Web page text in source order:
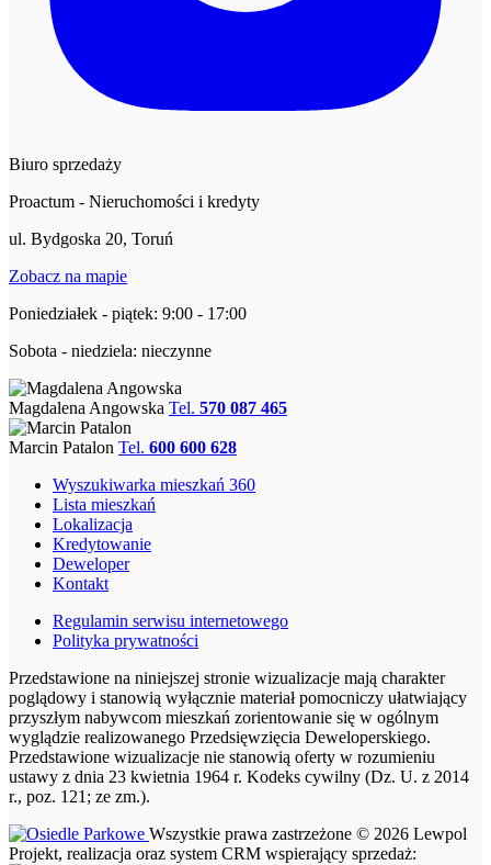
Biuro sprzedaży
Proactum - Nieruchomości i kredyty
ul. Bydgoska 20, Toruń
Zobacz na mapie
Poniedziałek - piątek: 9:00 - 17:00
Sobota - niedziela: nieczynne
Magdalena Angowska Tel. 570 087 465
Marcin Patalon Tel. 600 600 628
Wyszukiwarka mieszkań 360
Lista mieszkań
Lokalizacja
Kredytowanie
Deweloper
Kontakt
Regulamin serwisu internetowego
Polityka prywatności
Przedstawione na niniejszej stronie wizualizacje mają charakter
poglądowy i stanowią wyłącznie materiał pomocniczy ułatwiający
przyszłym nabywcom mieszkań zorientowanie się w ogólnym
wyglądzie realizowanego Przedsięwzięcia Deweloperskiego.
Przedstawione wizualizacje nie stanowią oferty w rozumieniu
ustawy z dnia 23 kwietnia 1964 r. Kodeks cywilny (Dz. U. z 2014
r., poz. 121; ze zm.).
Wszystkie prawa zastrzeżone © 2026 Lewpol
Projekt, realizacja oraz system CRM wspierający sprzedaż: